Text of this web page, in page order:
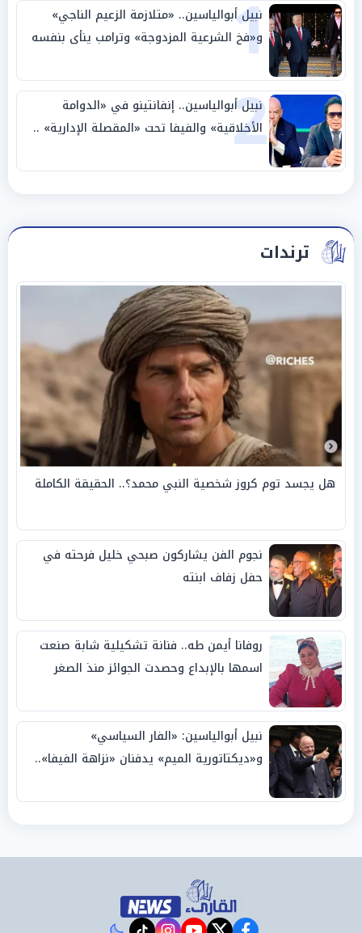
1
نبيل أبوالياسين.. «متلازمة الزعيم الناجي»
و«فخ الشرعية المزدوجة» وترامب ينأى بنفسه
وحليفه في «ميتم استراتيجي»
2
نبيل أبوالياسين.. إنفانتينو في «الدوامة
الأخلاقية» والفيفا تحت «المقصلة الإدارية» ..
«عبادة العرش وجنازة المصداقية»
ترندات
هل يجسد توم كروز شخصية النبي محمد؟.. الحقيقة الكاملة
نجوم الفن يشاركون صبحي خليل فرحته في
حفل زفاف ابنته
روفانا أيمن طه.. فنانة تشكيلية شابة صنعت
اسمها بالإبداع وحصدت الجوائز منذ الصغر
نبيل أبوالياسين: «الفار السياسي»
و«ديكتاتورية الميم» يدفنان «نزاهة الفيفا»..